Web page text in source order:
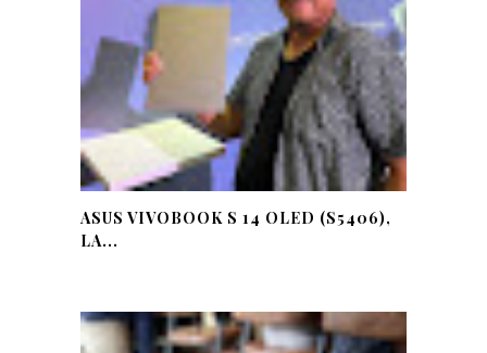
ASUS VIVOBOOK S 14 OLED (S5406),
LA...